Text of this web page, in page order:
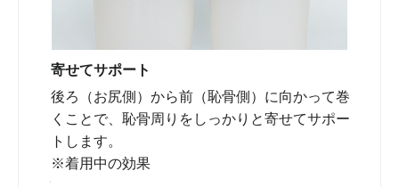
寄せてサポート
後ろ（お尻側）から前（恥骨側）に向かって巻
くことで、恥骨周りをしっかりと寄せてサポー
トします。
※着用中の効果